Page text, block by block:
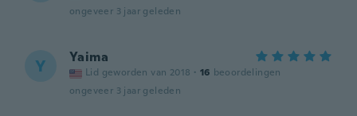
ongeveer 3 jaar geleden
Y Yaima
Lid geworden van 2018 · 16 beoordelingen
ongeveer 3 jaar geleden